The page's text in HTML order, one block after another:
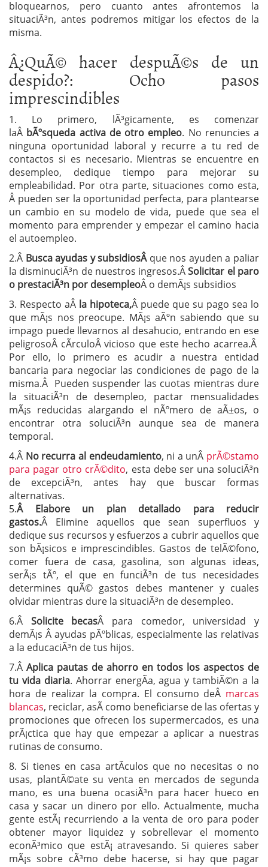
bloquearnos, pero cuanto antes afrontemos la
situaciÃ³n, antes podremos mitigar los efectos de la
misma.
Â¿QuÃ© hacer despuÃ©s de un
despido?: Ocho pasos
imprescindibles
1. Lo primero, lÃ³gicamente, es comenzar
laÂ bÃºsqueda activa de otro empleo. No renuncies a
ninguna oportunidad laboral y recurre a tu red de
contactos si es necesario. Mientras se encuentre en
desempleo, dedique tiempo para mejorar su
empleabilidad. Por otra parte, situaciones como esta,
Â pueden ser la oportunidad perfecta, para plantearse
un cambio en su modelo de vida, puede que sea el
momento para emprender y empezar el camino hacia
el autoempleo.
2.Â Busca ayudas y subsidiosÂ que nos ayuden a paliar
la disminuciÃ³n de nuestros ingresos.ÂSolicitar el paro
o prestaciÃ³n por desempleoÂ o demÃ¡s subsidios
3. Respecto aÂ la hipoteca,Â puede que su pago sea lo
que mÃ¡s nos preocupe. MÃ¡s aÃºn sabiendo que su
impago puede llevarnos al desahucio, entrando en ese
peligrosoÂ cÃ­rculoÂ vicioso que este hecho acarrea.Â
Por ello, lo primero es acudir a nuestra entidad
bancaria para negociar las condiciones de pago de la
misma.Â Pueden suspender las cuotas mientras dure
la situaciÃ³n de desempleo, pactar mensualidades
mÃ¡s reducidas alargando el nÃºmero de aÃ±os, o
encontrar otra soluciÃ³n aunque sea de manera
temporal.
4.Â No recurra al endeudamiento, ni a unÂ prÃ©stamo
para pagar otro crÃ©dito, esta debe ser una soluciÃ³n
de excepciÃ³n, antes hay que buscar formas
alternativas.
5.Â Elabore un plan detallado para reducir
gastos.Â Elimine aquellos que sean superfluos y
dedique sus recursos y esfuerzos a cubrir aquellos que
son bÃ¡sicos e imprescindibles. Gastos de telÃ©fono,
comer fuera de casa, gasolina, son algunas ideas,
serÃ¡s tÃº, el que en funciÃ³n de tus necesidades
determines quÃ© gastos debes mantener y cuales
olvidar mientras dure la situaciÃ³n de desempleo.
6.Â Solicite becasÂ para comedor, universidad y
demÃ¡s Â ayudas pÃºblicas, especialmente las relativas
a la educaciÃ³n de tus hijos.
7.Â Aplica pautas de ahorro en todos los aspectos de
tu vida diaria. Ahorrar energÃ­a, agua y tambiÃ©n a la
hora de realizar la compra. El consumo deÂ marcas
blancas, reciclar, asÃ­ como beneficiarse de las ofertas y
promociones que ofrecen los supermercados, es una
prÃ¡ctica que hay que empezar a aplicar a nuestras
rutinas de consumo.
8. Si tienes en casa artÃ­culos que no necesitas o no
usas, plantÃ©ate su venta en mercados de segunda
mano, es una buena ocasiÃ³n para hacer hueco en
casa y sacar un dinero por ello. Actualmente, mucha
gente estÃ¡ recurriendo a la venta de oro para poder
obtener mayor liquidez y sobrellevar el momento
econÃ³mico que estÃ¡ atravesando. Si quieres saber
mÃ¡s sobre cÃ³mo debe hacerse, si hay que pagar